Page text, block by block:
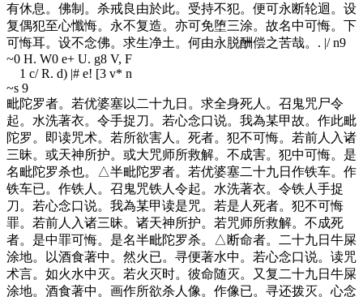
有休息。佛制。杀戒良由於此。受持不犯。便可永断轮迴。设
复偶犯至心懺悔。永不复造。亦可免堕三涂。故名中可悔。下
可悔耳。设不念佛。求生净土。何由永脱酬偿之苦哉。 . |/ n9
~0 H. W0 e+ U. g8 V, F
1 c/ R. d) |# e! [3 v* n
~s 9
毗陀罗者。若优婆塞以二十九日。求全身死人。召鬼咒尸令
起。水洗著衣。令手捉刀。若心念口说。我為某甲故。作此毗
陀罗。即读咒术。若所欲害人。死者。犯不可悔。若前人入诸
三昧。或天神所护。或大咒师所救解。不成害。犯中可悔。是
名毗陀罗杀也。△半毗陀罗者。若优婆塞二十九日作铁车。作
铁车已。作铁人。召鬼咒铁人令起。水洗著衣。令铁人手捉
刀。若心念口说。我為某甲读是咒。若是人死者。犯不可悔
罪。若前人入诸三昧。诸天神所护。若咒师所救解。不成死
者。是中罪可悔。是名半毗陀罗杀。△断命者。二十九日牛屎
涂地。以酒食著中。然火已。寻便著水中。若心念口说。读咒
术言。如火水中灭。若火灭时。彼命随灭。又复二十九日牛屎
涂地。酒食著中。画作所欲杀人像。作像已。寻还拨灭。心念